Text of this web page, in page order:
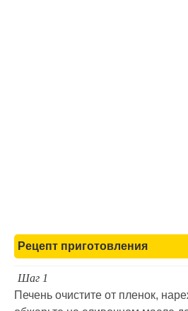
Рецепт приготовления
Шаг 1
Печень очистите от пленок,